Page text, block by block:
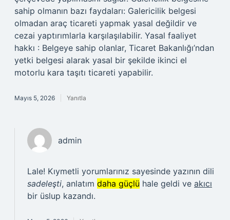
sahip olmanın bazı faydaları: Galericilik belgesi
olmadan araç ticareti yapmak yasal değildir ve
cezai yaptırımlarla karşılaşılabilir. Yasal faaliyet
hakkı : Belgeye sahip olanlar, Ticaret Bakanlığı’ndan
yetki belgesi alarak yasal bir şekilde ikinci el
motorlu kara taşıtı ticareti yapabilir.
Mayıs 5, 2026 Yanıtla
admin
Lale! Kıymetli yorumlarınız sayesinde yazının dili
sadeleşti, anlatım daha güçlü hale geldi ve akıcı
bir üslup kazandı.